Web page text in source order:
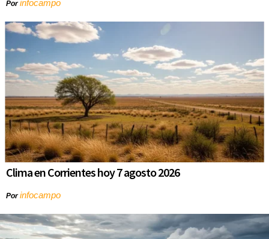
Porinfocampo
Clima en Corrientes hoy 7 agosto 2026
Porinfocampo